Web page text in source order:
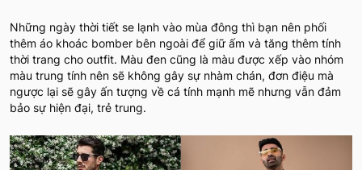
Những ngày thời tiết se lạnh vào mùa đông thì bạn nên phối
thêm áo khoác bomber bên ngoài để giữ ấm và tăng thêm tính
thời trang cho outfit. Màu đen cũng là màu được xếp vào nhóm
màu trung tính nên sẽ không gây sự nhàm chán, đơn điệu mà
ngược lại sẽ gây ấn tượng về cá tính mạnh mẽ nhưng vẫn đảm
bảo sự hiện đại, trẻ trung.